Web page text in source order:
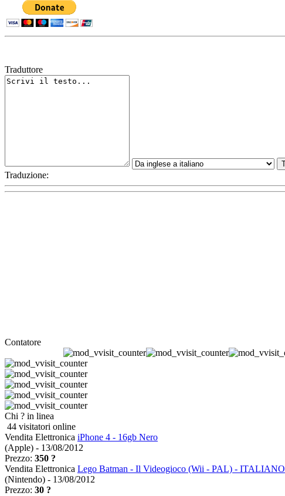
Traduttore
Traduzione:
Contatore
Chi ? in linea
44 visitatori online
Vendita Elettronica iPhone 4 - 16gb Nero
(Apple) - 13/08/2012
Prezzo: 350 ?
Vendita Elettronica Lego Batman - Il Videogioco (Wii - PAL) - ITALIANO
(Nintendo) - 13/08/2012
Prezzo: 30 ?